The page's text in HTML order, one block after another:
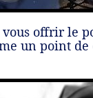
offrir le
un point